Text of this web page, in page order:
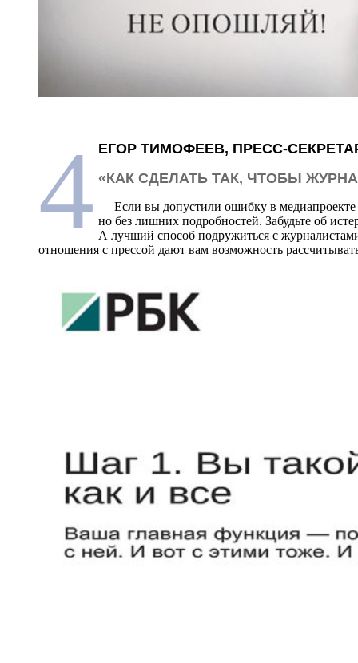
4 ЕГОР ТИМОФЕЕВ, ПРЕСС-
«КАК СДЕЛАТЬ ТАК, ЧТОБЫ
Если вы допустили ошибку в медиапроекте
но без лишних подробностей. Забудьте об
А лучший способ подружиться с
отношения с прессой дают вам возможность